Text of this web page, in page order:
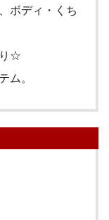
ボディ・くち
☆
。